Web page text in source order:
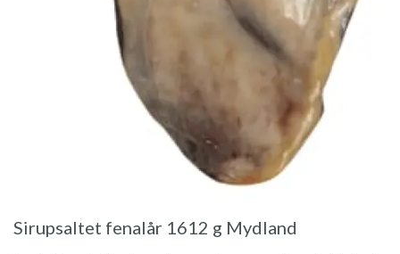
Sirupsaltet fenalår 1612 g Mydland